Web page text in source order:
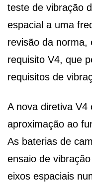
teste de vibração
espacial a uma
revisão da norma,
requisito V4, que
requisitos de
A nova diretiva V4
aproximação ao
As baterias de
ensaio de
eixos espaciais